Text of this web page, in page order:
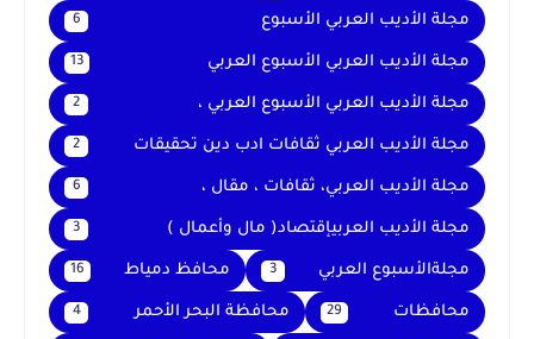
مجلة الأديب العربي الأسبوع 6
مجلة الأديب العربي الأسبوع العربي 13
مجلة الأديب العربي الأسبوع العربي ، 2
مجلة الأديب العربي ثقافات ادب دين تحقيقات 2
مجلة الأديب العربي، ثقافات ، مقال ، 6
مجلة الأديب العربيإقتصاد( مال وأعمال ) 3
مجلةالأسبوع العربي 3 محافظ دمياط 16
محافظات 29 محافظة البحر الأحمر 4